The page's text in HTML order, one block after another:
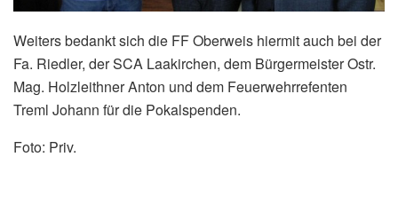
Weiters bedankt sich die FF Oberweis hiermit auch bei der
Fa. Riedler, der SCA Laakirchen, dem Bürgermeister Ostr.
Mag. Holzleithner Anton und dem Feuerwehrrefenten
Treml Johann für die Pokalspenden.
Foto: Priv.